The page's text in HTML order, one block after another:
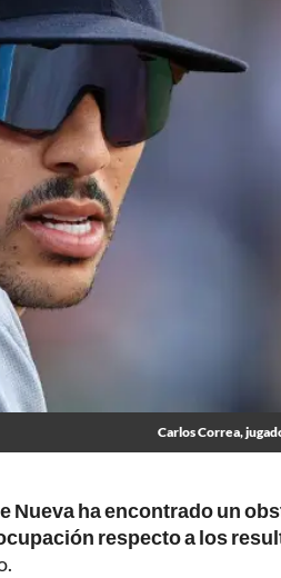
Carlos Correa,
Nueva ha encontrado un
respecto a los